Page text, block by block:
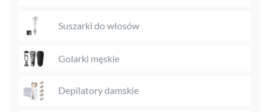
Suszarki do włosów
Golarki męskie
Depilatory damskie